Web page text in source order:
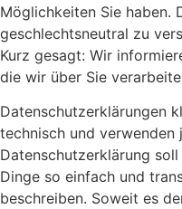
Möglichkeiten Sie haben.
geschlechtsneutral zu
Kurz gesagt: Wir
die wir über Sie
Datenschutzerklärungen
technisch und verwenden
Datenschutzerklärung
Dinge so einfach und
beschreiben. Soweit es